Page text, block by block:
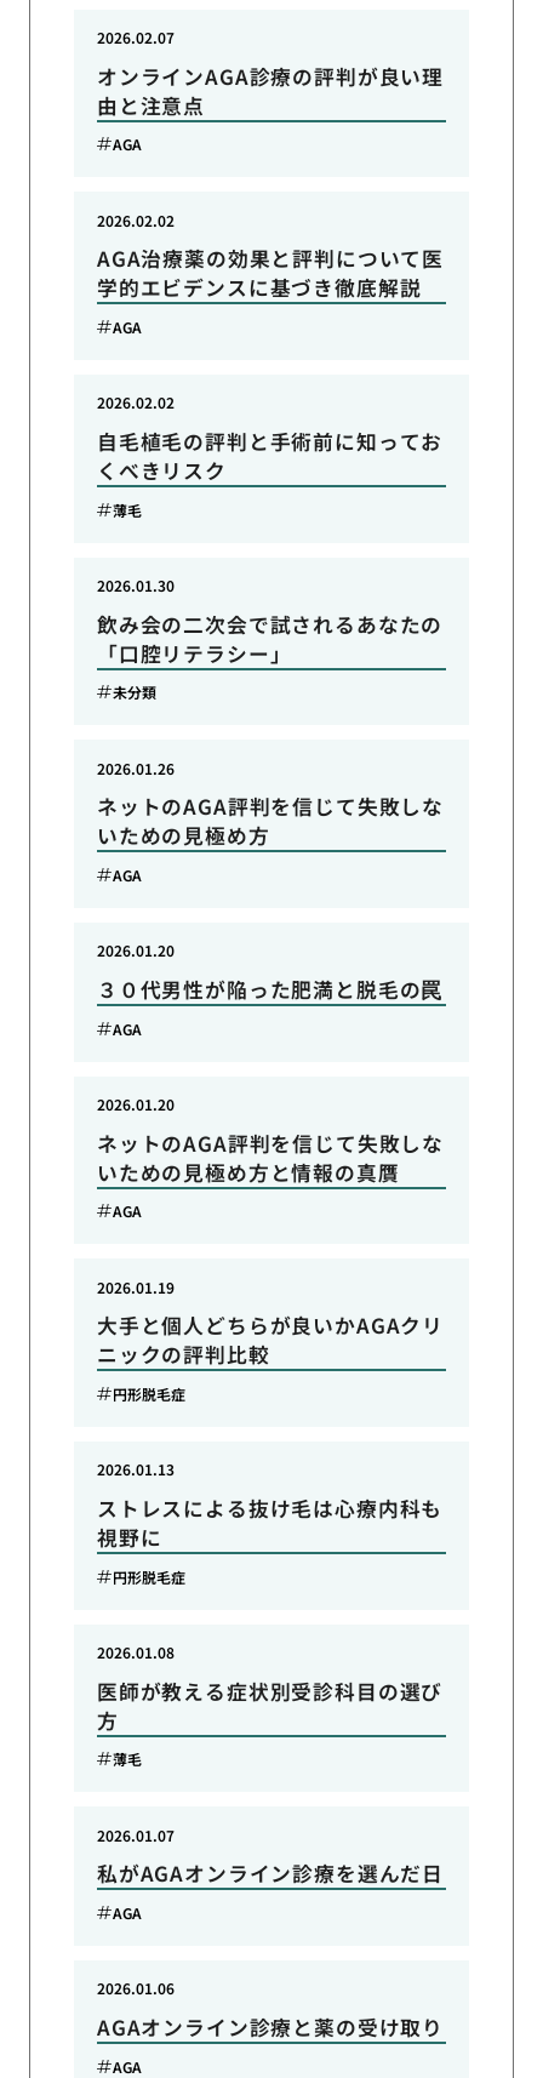
オンラインAGA診療の評判が良い理
由と注意点
2026.02.07
AGA
AGA治療薬の効果と評判について医
学的エビデンスに基づき徹底解説
2026.02.02
AGA
自毛植毛の評判と手術前に知ってお
くべきリスク
2026.02.02
薄毛
飲み会の二次会で試されるあなたの
「口腔リテラシー」
2026.01.30
未分類
ネットのAGA評判を信じて失敗しな
いための見極め方
2026.01.26
AGA
３０代男性が陥った肥満と脱毛の罠
2026.01.20
AGA
ネットのAGA評判を信じて失敗しな
いための見極め方と情報の真贋
2026.01.20
AGA
大手と個人どちらが良いかAGAクリ
ニックの評判比較
2026.01.19
円形脱毛症
ストレスによる抜け毛は心療内科も
視野に
2026.01.13
円形脱毛症
医師が教える症状別受診科目の選び
方
2026.01.08
薄毛
私がAGAオンライン診療を選んだ日
2026.01.07
AGA
AGAオンライン診療と薬の受け取り
2026.01.06
AGA